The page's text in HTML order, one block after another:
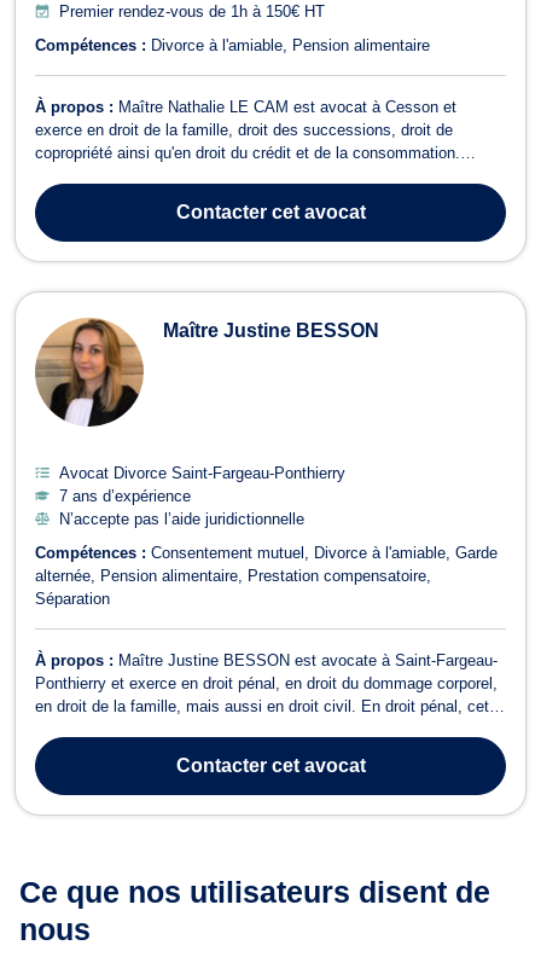
Premier rendez-vous de 1h à 150€ HT
Compétences : Divorce à l'amiable Pension alimentaire
À propos : Maître Nathalie LE CAM est avocat à Cesson et
exerce en droit de la famille, droit des successions, droit de
copropriété ainsi qu'en droit du crédit et de la consommation.
tous dossiers relatifs au divorce à l’amiable ou contentieux et des
conséquences qui en ...Contactercet avocat
Maître Justine BESSON
Avocat Divorce Saint-Fargeau-Ponthierry
7 ans d’expérience
N’accepte pas l’aide juridictionnelle
Compétences : Consentement mutuel Divorce à l'amiable Garde
alternée
Pension alimentaire
Prestation compensatoire
Séparation
À propos : Maître Justine BESSON est avocate à Saint-Fargeau-
Ponthierry et exerce en droit pénal, en droit du dommage corporel,
en droit de la famille, mais aussi en droit civil. En droit pénal, cette
défense, à tous les stades de la procédure si vous êtes auteurs ou
préven...
Contactercet avocat
Ce que nos utilisateurs disent de
nous